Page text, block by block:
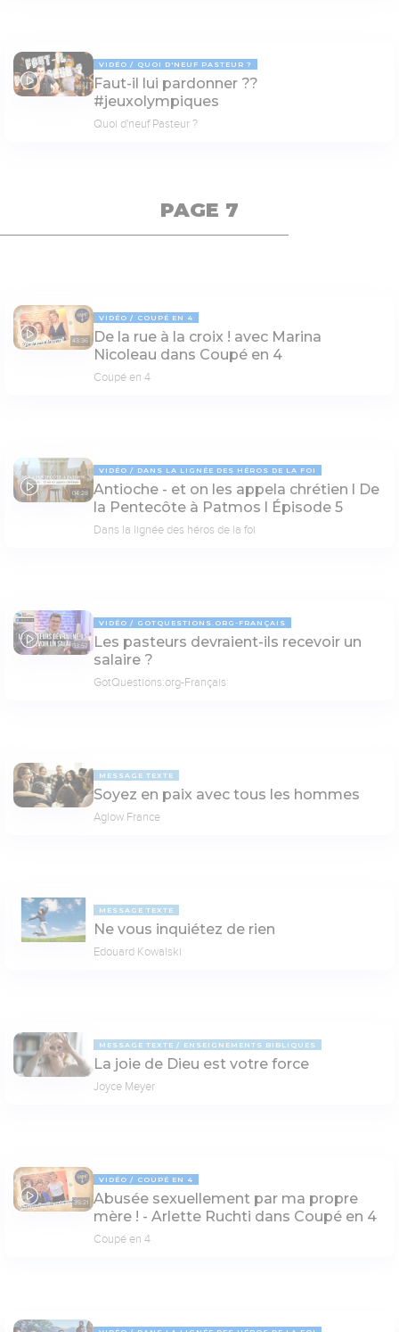
18:14
VIDÉO QUOI D'NEUF PASTEUR ?
Faut-il lui pardonner ??
#jeuxolympiques
Quoi d'neuf Pasteur ?
PAGE 7
43:36
VIDÉO COUPÉ EN 4
De la rue à la croix ! avec Marina
Nicoleau dans Coupé en 4
Coupé en 4
04:28
VIDÉO DANS LA LIGNÉE DES HÉROS DE LA FOI
Antioche - et on les appela chrétien l De
la Pentecôte à Patmos l Épisode 5
Dans la lignée des héros de la foi
03:57
VIDÉO GOTQUESTIONS.ORG-FRANÇAIS
Les pasteurs devraient-ils recevoir un
salaire ?
GotQuestions.org-Français
MESSAGE TEXTE
Soyez en paix avec tous les hommes
Aglow France
MESSAGE TEXTE
Ne vous inquiétez de rien
Edouard Kowalski
MESSAGE TEXTE ENSEIGNEMENTS BIBLIQUES
La joie de Dieu est votre force
Joyce Meyer
35:21
VIDÉO COUPÉ EN 4
Abusée sexuellement par ma propre
mère ! - Arlette Ruchti dans Coupé en 4
Coupé en 4